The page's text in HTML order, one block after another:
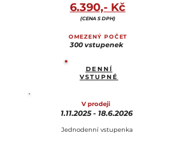
6.390,- Kč
(CENA S DPH)
OMEZENÝ POČET
300 vstupenek
DENNÍ
VSTUPNÉ
V prodeji
1.11.2025 - 18.6.2026
Jednodenní vstupenka